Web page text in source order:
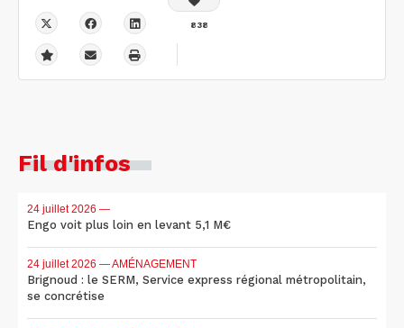
838
Fil d'infos
24 juillet 2026 —
Engo voit plus loin en levant 5,1 M€
24 juillet 2026 — AMÉNAGEMENT
Brignoud : le SERM, Service express régional métropolitain,
se concrétise